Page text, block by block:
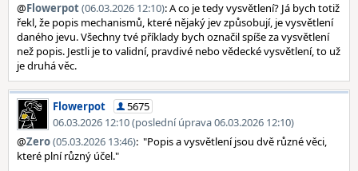
@Flowerpot(06.03.2026 12:10): A co je tedy vysvětlení? Já bych totiž
řekl, že popis mechanismů, které nějaký jev způsobují, je vysvětlení
daného jevu. Všechny tvé příklady bych označil spíše za vysvětlení
než popis. Jestli je to validní, pravdivé nebo vědecké vysvětlení, to už
je druhá věc.
Flowerpot
5675
06.03.2026 12:10 (poslední úprava 06.03.2026 12:10)
@Zero(05.03.2026 13:46): "Popis a vysvětlení jsou dvě různé věci,
které plní různý účel."